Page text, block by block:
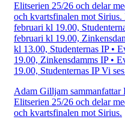
Adam Gilljam sammanfattar
Elitserien 25/26 och delar
och kvartsfinalen mot Sirius.